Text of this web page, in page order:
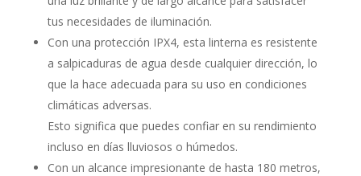
tus necesidades de iluminación.
Con una protección IPX4, esta linterna es resistente
a salpicaduras de agua desde cualquier dirección, lo
que la hace adecuada para su uso en condiciones
climáticas adversas.
Esto significa que puedes confiar en su rendimiento
incluso en días lluviosos o húmedos.
Con un alcance impresionante de hasta 180 metros,